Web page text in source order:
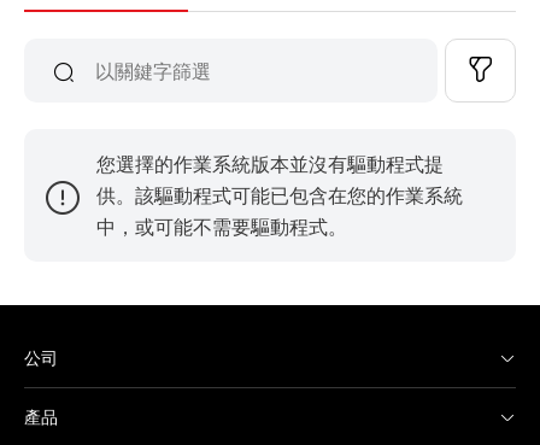
您選擇的作業系統版本並沒有驅動程式提
供。該驅動程式可能已包含在您的作業系統
中，或可能不需要驅動程式。
公司
產品